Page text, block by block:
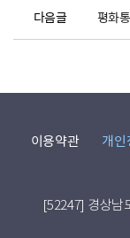
다음글 평화
이용약관 개인
[52247] 경상남